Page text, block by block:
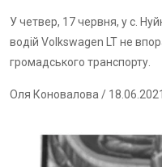
У четвер, 17 червня, у с.
водій Volkswagen LT не
громадського транспорту.
Оля Коновалова / 18.06.2021